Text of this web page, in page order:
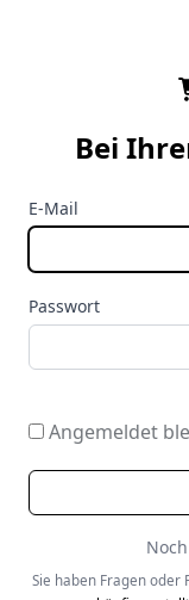
Bei
E-Mail
Passwort
Angemeldet
Sie haben Fragen oder